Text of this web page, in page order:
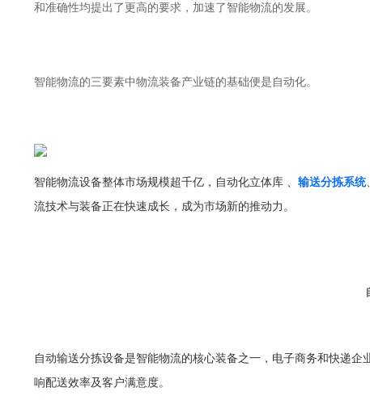
和准确性均提出了更高的要求，加速了智能物流的发展。
智能物流的三要素中物流装备产业链的基础便是自动化。
智能物流设备整体市场规模超千亿，自动化立体库 、 输送分拣系统
流技术与装备正在快速成长，成为市场新的推动力。
自动输送分拣设备是智能物流的核心装备之一，电子商务和快递
响配送效率及客户满意度。